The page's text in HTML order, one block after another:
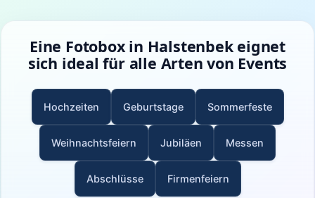
Eine Fotobox in Halstenbek eignet
sich ideal für alle Arten von Events
Hochzeiten Geburtstage Sommerfeste
Weihnachtsfeiern Jubiläen Messen
Abschlüsse Firmenfeiern